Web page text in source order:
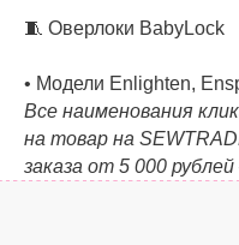
🧵 Оверлоки BabyLock
• Модели Enlighten,
Все наименования
на товар на
заказа от 5 000